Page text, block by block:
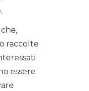
raccolte
essere